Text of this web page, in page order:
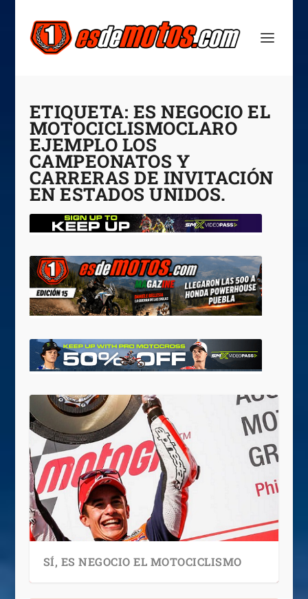
ETIQUETA: ES NEGOCIO EL
MOTOCICLISMOCLARO
EJEMPLO LOS
CAMPEONATOS Y
CARRERAS DE INVITACIÓN
EN ESTADOS UNIDOS.
SÍ, ES NEGOCIO EL MOTOCICLISMO